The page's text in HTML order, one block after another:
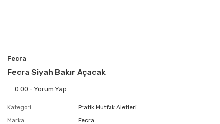
Fecra
Fecra Siyah Bakır Açacak
0.00 - Yorum Yap
Kategori
Pratik Mutfak Aletleri
Marka
Fecra